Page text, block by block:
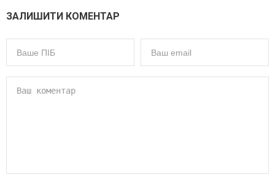
ЗАЛИШИТИ КОМЕНТАР